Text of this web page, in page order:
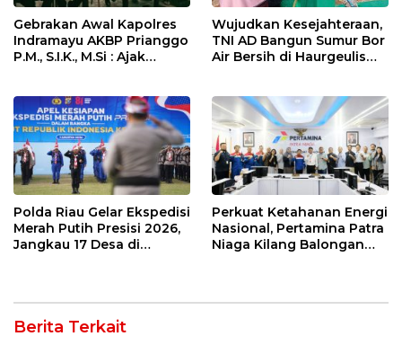
Gebrakan Awal Kapolres
Indramayu AKBP Prianggo
P.M., S.I.K., M.Si : Ajak
Wujudkan Kesejahteraan,
TNI AD Bangun Sumur Bor
Air Bersih di Haurgeulis
Polda Riau Gelar Ekspedisi
Merah Putih Presisi 2026,
Jangkau 17 Desa di
Perkuat Ketahanan Energi
Nasional, Pertamina Patra
Niaga Kilang Balongan
Berita Terkait